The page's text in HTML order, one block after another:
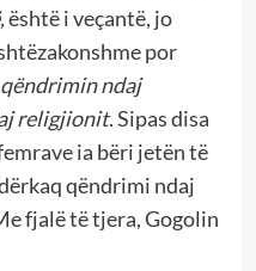
është i veçantë, jo
por
qëndrimin ndaj
religjionit. Sipas disa
ia bëri jetën të
qëndrimi ndaj
fjalë të tjera, Gogolin